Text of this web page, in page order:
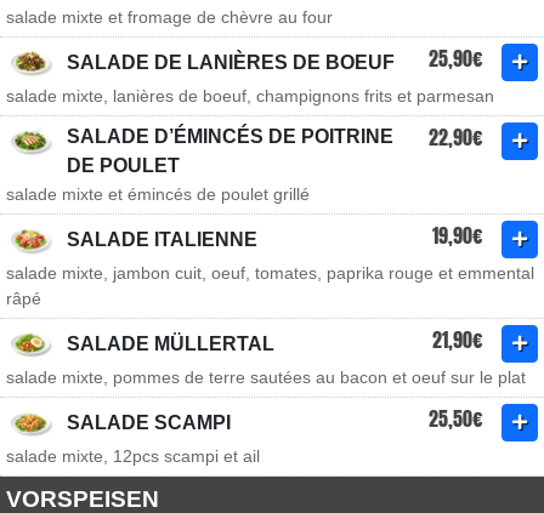
salade mixte et fromage de chèvre au four
SALADE DE LANIÈRES DE BOEUF 25,90€
salade mixte, lanières de boeuf, champignons frits et parmesan
SALADE D’ÉMINCÉS DE POITRINE
DE POULET
22,90€
salade mixte et émincés de poulet grillé
SALADE ITALIENNE 19,90€
salade mixte, jambon cuit, oeuf, tomates, paprika rouge et emmental
râpé
SALADE MÜLLERTAL 21,90€
salade mixte, pommes de terre sautées au bacon et oeuf sur le plat
SALADE SCAMPI 25,50€
salade mixte, 12pcs scampi et ail
VORSPEISEN